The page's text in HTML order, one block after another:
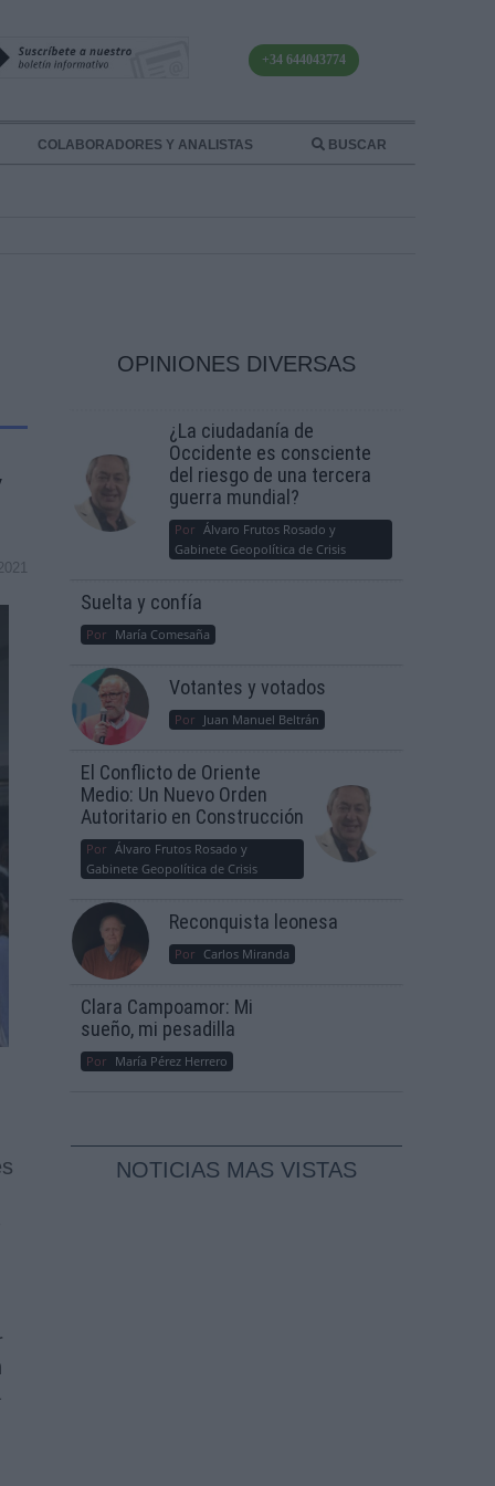
+34 644043774
COLABORADORES Y ANALISTAS BUSCAR
OPINIONES DIVERSAS
¿La ciudadanía de
Occidente es consciente
del riesgo de una tercera
guerra mundial?
Por Álvaro Frutos Rosado y
Gabinete Geopolítica de Crisis
Suelta y confía
Por María Comesaña
Votantes y votados
Por Juan Manuel Beltrán
El Conflicto de Oriente
Medio: Un Nuevo Orden
Autoritario en Construcción
Por Álvaro Frutos Rosado y
Gabinete Geopolítica de Crisis
Reconquista leonesa
Por Carlos Miranda
Clara Campoamor: Mi
sueño, mi pesadilla
Por María Pérez Herrero
NOTICIAS MAS VISTAS